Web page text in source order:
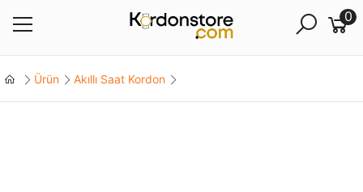
0
Ürün Akıllı Saat Kordon